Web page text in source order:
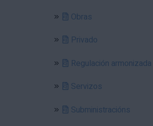
Obras
Privado
Regulación armonizada
Servizos
Subministracións